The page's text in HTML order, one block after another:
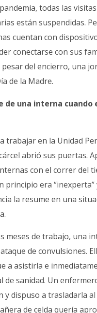
todas las
están suspendidas.
cuentan con
conectarse con sus
del encierro, una
de la Madre.
de una interna cuando
trabajar en la Unidad
abrió sus puertas.
con el correr del
principio era “inexperta”
la resume en una
meses de trabajo, una
de convulsiones.
a asistirla e
de sanidad. Un
y dispuso a trasladarla
de celda quería